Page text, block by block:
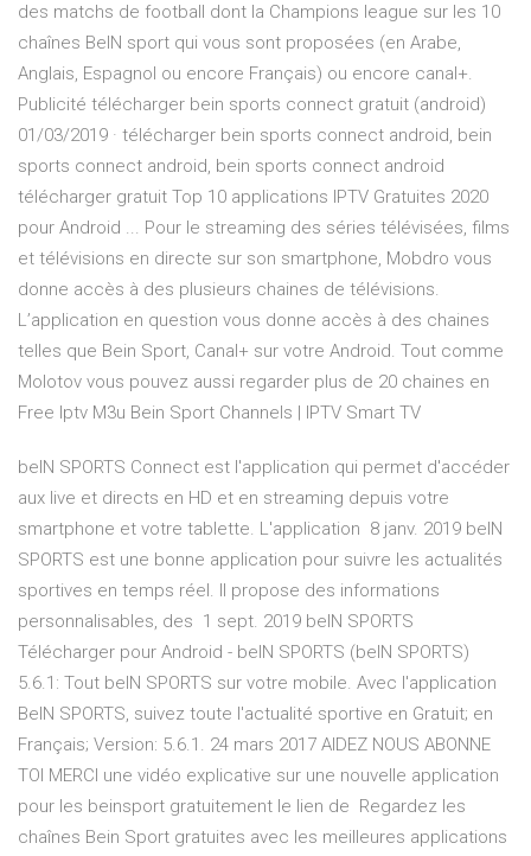
des matchs de football dont la Champions league sur les 10
chaînes BeIN sport qui vous sont proposées (en Arabe,
Anglais, Espagnol ou encore Français) ou encore canal+.
Publicité télécharger bein sports connect gratuit (android)
01/03/2019 · télécharger bein sports connect android, bein
sports connect android, bein sports connect android
télécharger gratuit Top 10 applications IPTV Gratuites 2020
pour Android ... Pour le streaming des séries télévisées, films
et télévisions en directe sur son smartphone, Mobdro vous
donne accès à des plusieurs chaines de télévisions.
L’application en question vous donne accès à des chaines
telles que Bein Sport, Canal+ sur votre Android. Tout comme
Molotov vous pouvez aussi regarder plus de 20 chaines en
Free Iptv M3u Bein Sport Channels | IPTV Smart TV
beIN SPORTS Connect est l'application qui permet d'accéder
aux live et directs en HD et en streaming depuis votre
smartphone et votre tablette. L'application 8 janv. 2019 beIN
SPORTS est une bonne application pour suivre les actualités
sportives en temps réel. Il propose des informations
personnalisables, des 1 sept. 2019 beIN SPORTS
Télécharger pour Android - beIN SPORTS (beIN SPORTS)
5.6.1: Tout beIN SPORTS sur votre mobile. Avec l'application
BeIN SPORTS, suivez toute l'actualité sportive en Gratuit; en
Français; Version: 5.6.1. 24 mars 2017 AIDEZ NOUS ABONNE
TOI MERCI une vidéo explicative sur une nouvelle application
pour les beinsport gratuitement le lien de Regardez les
chaînes Bein Sport gratuites avec les meilleures applications